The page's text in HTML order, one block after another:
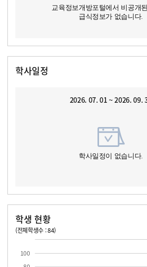
교육정보개방포털에서 비공개
급식정보가 없습니다.
학사일정
2026. 07. 01 ~ 2026. 09.
학사일정이 없습니다.
학생 현황
(전체학생수 : 84)
100